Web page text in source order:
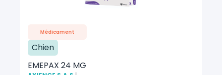
Médicament
Chien
EMEPAX 24 MG